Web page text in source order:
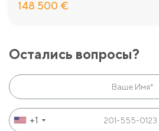
148 500 €
Остались вопросы?
+1